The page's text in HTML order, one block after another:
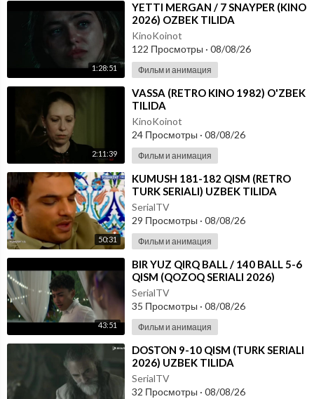
1:28:51
⁣YETTI MERGAN / 7 SNAYPER (KINO
2026) OZBEK TILIDA
KinoKoinot
122 Просмотры · 08/08/26
Фильм и анимация
2:11:39
⁣VASSA (RETRO KINO 1982) O'ZBEK
TILIDA
KinoKoinot
24 Просмотры · 08/08/26
Фильм и анимация
50:31
⁣KUMUSH 181-182 QISM (RETRO
TURK SERIALI) UZBEK TILIDA
SerialTV
29 Просмотры · 08/08/26
Фильм и анимация
43:51
⁣⁣BIR YUZ QIRQ BALL / 140 BALL 5-6
QISM (QOZOQ SERIALI 2026)
UZBEK TILIDA
SerialTV
35 Просмотры · 08/08/26
Фильм и анимация
⁣DOSTON 9-10 QISM (TURK SERIALI
2026) UZBEK TILIDA
SerialTV
32 Просмотры · 08/08/26